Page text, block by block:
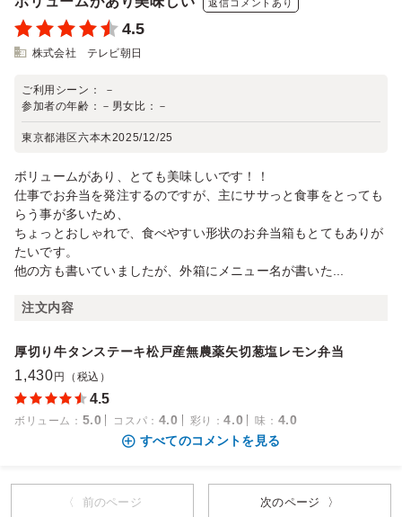
返信コメントあり
4.5
株式会社 テレビ朝日
ご利用シーン：
－
参加者の年齢： － 男女比： －
東京都港区六本木2025/12/25
ボリュームがあり、とても美味しいです！！
仕事でお弁当を発注するのですが、主にササっと食事をとっても
らう事が多いため、
ちょっとおしゃれで、食べやすい形状のお弁当箱もとてもありが
たいです。
他の方も書いていましたが、外箱にメニュー名が書いた...
注文内容
厚切り牛タンステーキ松戸産無農薬矢切葱塩レモン弁当
1,430 円（税込）
4.5
ボリューム ： 5.0 コスパ ： 4.0 彩り ：4.0 味 ： 4.0
すべてのコメントを見る
〈 前のページ 次のページ 〉